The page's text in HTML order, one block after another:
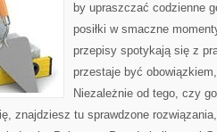
by upraszczać codzienne
posiłki w smaczne
przepisy spotykają się z
przestaje być
Niezależnie od tego, czy
znajdziesz tu sprawdzone